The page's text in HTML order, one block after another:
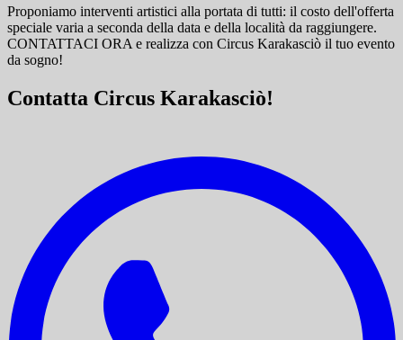
Proponiamo interventi artistici alla portata di tutti: il costo dell'offerta
speciale varia a seconda della data e della località da raggiungere.
CONTATTACI ORA e realizza con Circus Karakasciò il tuo evento
da sogno!
Contatta Circus Karakasciò!